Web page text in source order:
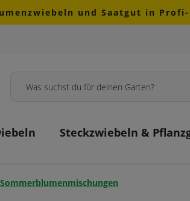
und Saatgut in
Steckzwiebeln &